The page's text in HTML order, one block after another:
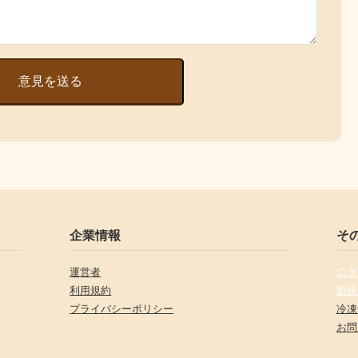
意見を送る
企業情報
運営者
利用規約
プライバシーポリシー
そ
ロ
新
冷
お